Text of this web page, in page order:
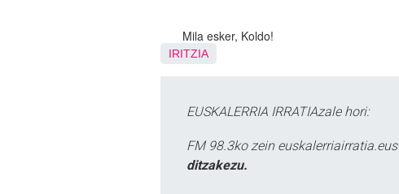
Mila esker, Koldo!
IRITZIA
EUSKALERRIA IRRATIAzale hori:
FM 98.3ko zein
ditzakezu.